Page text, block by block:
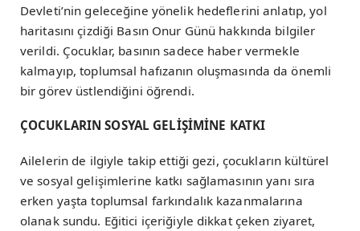
Devleti’nin geleceğine yönelik hedeflerini anlatıp, yol
haritasını çizdiği Basın Onur Günü hakkında bilgiler
verildi. Çocuklar, basının sadece haber vermekle
kalmayıp, toplumsal hafızanın oluşmasında da önemli
bir görev üstlendiğini öğrendi.
ÇOCUKLARIN SOSYAL GELİŞİMİNE KATKI
Ailelerin de ilgiyle takip ettiği gezi, çocukların kültürel
ve sosyal gelişimlerine katkı sağlamasının yanı sıra
erken yaşta toplumsal farkındalık kazanmalarına
olanak sundu. Eğitici içeriğiyle dikkat çeken ziyaret,